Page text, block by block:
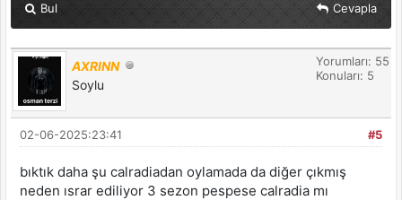
Bul Cevapla
AXRINN
Soylu
Yorumları: 55
Konuları: 5
#5
02-06-2025:23:41
bıktık daha şu calradiadan oylamada da diğer çıkmış
neden ısrar ediliyor 3 sezon pespese calradia mı